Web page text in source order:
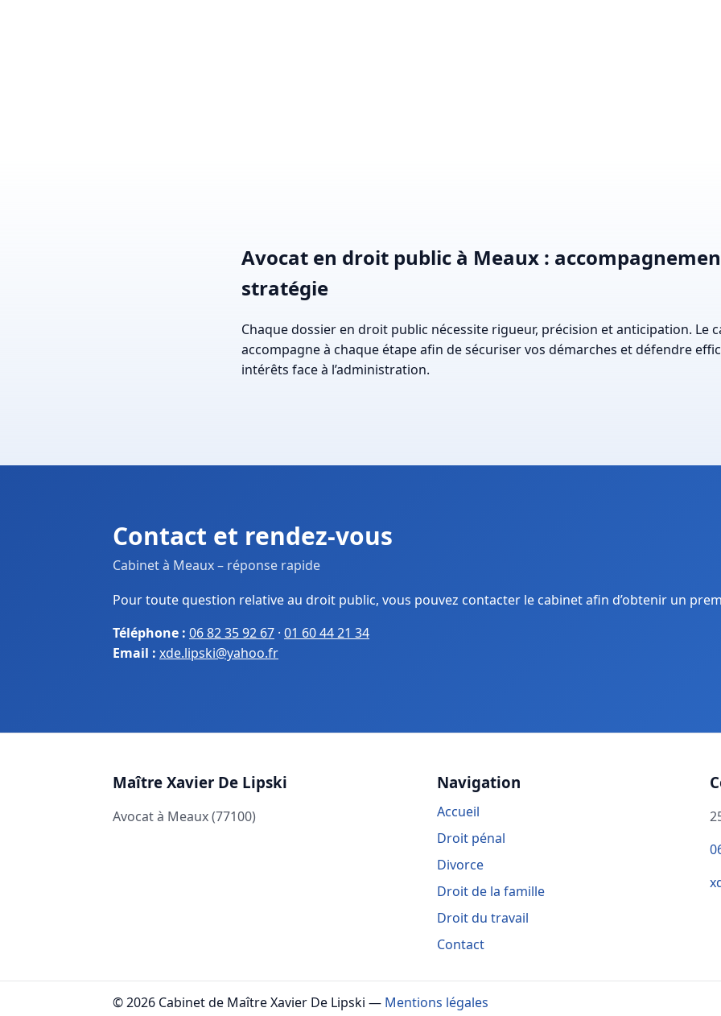
Avocat en droit public à Meaux :
stratégie
Chaque dossier en droit public nécessite rigueur, précision et anticipation. Le
accompagne à chaque étape afin de sécuriser vos démarches et défendre
intérêts face à l’administration.
Contact et rendez-vous
Cabinet à Meaux – réponse rapide
Pour toute question relative au droit public, vous pouvez contacter le cabinet afin d’obtenir un
Téléphone : 06 82 35 92 67 · 01 60 44 21 34
Email : xde.lipski@yahoo.fr
Maître Xavier De Lipski
Avocat à Meaux (77100)
Navigation
Accueil
Droit pénal
Divorce
Droit de la famille
Droit du travail
Contact
©2026 Cabinet de Maître Xavier De Lipski — Mentions légales